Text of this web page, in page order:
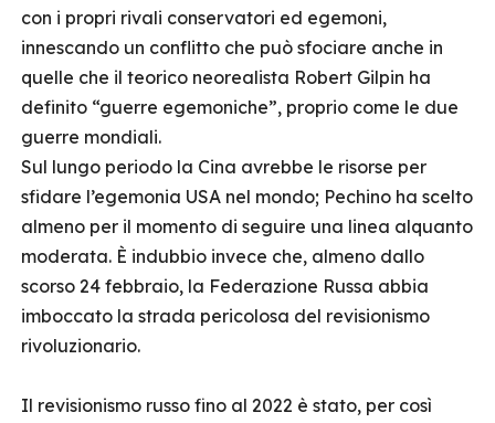
con i propri rivali conservatori ed egemoni,
innescando un conflitto che può sfociare anche in
quelle che il teorico neorealista Robert Gilpin ha
definito “guerre egemoniche”, proprio come le due
guerre mondiali.
Sul lungo periodo la Cina avrebbe le risorse per
sfidare l’egemonia USA nel mondo; Pechino ha scelto
almeno per il momento di seguire una linea alquanto
moderata. È indubbio invece che, almeno dallo
scorso 24 febbraio, la Federazione Russa abbia
imboccato la strada pericolosa del revisionismo
rivoluzionario.
Il revisionismo russo fino al 2022 è stato, per così